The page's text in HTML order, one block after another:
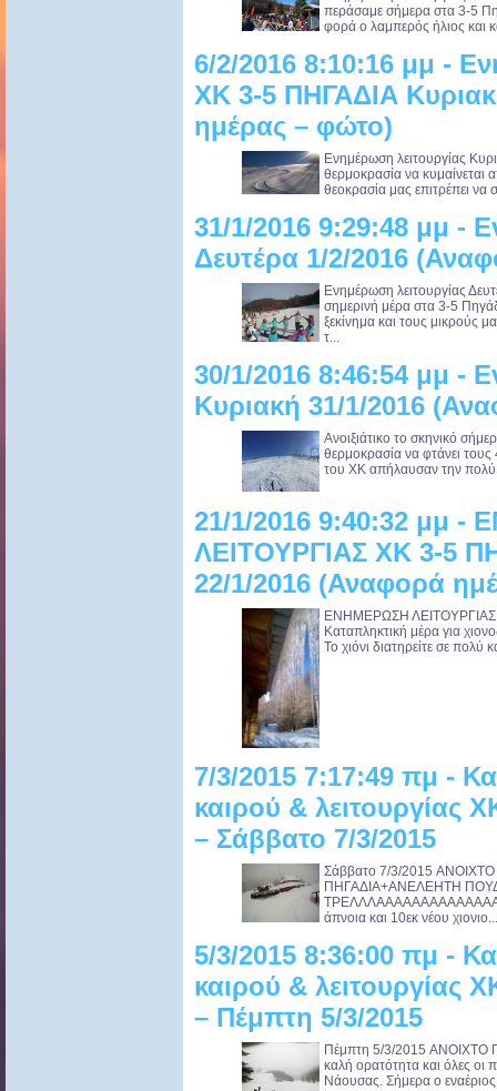
περάσαμε σήμερα στα 3-5
φορά ο λαμπερός ήλιος και
6/2/2016 8:10:16 μμ -
ΧΚ 3-5 ΠΗΓΑΔΙΑ
ημέρας – φώτο)
Ενημέρωση λειτουργίας
θερμοκρασία να
θεοκρασία μας επιτρέπει να
31/1/2016 9:29:48 μμ -
Δευτέρα 1/2/2016
Ενημέρωση λειτουργίας
σημερινή μέρα στα 3-5
ξεκίνημα και τους μικρούς
τ...
30/1/2016 8:46:54 μμ -
Κυριακή 31/1/2016
Ανοιξιάτικο το σκηνικό
θερμοκρασία να φτάνει τους
του ΧΚ απήλαυσαν την πολύ
21/1/2016 9:40:32 μμ -
ΛΕΙΤΟΥΡΓΙΑΣ ΧΚ 3-5
22/1/2016 (Αναφορά
ΕΝΗΜΕΡΩΣΗ
Καταπληκτική μέρα για
Το χιόνι διατηρείτε σε
7/3/2015 7:17:49 πμ -
καιρού &
– Σάββατο 7/3/2015
Σάββατο 7/3/2015
ΠΗΓΑΔΙΑ+ΑΝΕΛΕΗΤΗ
άπνοια και 10εκ νέου χιονιο...
5/3/2015 8:36:00 πμ -
καιρού &
– Πέμπτη 5/3/2015
Πέμπτη 5/3/2015
καλή ορατότητα και όλες οι
Νάουσας. Σήμερα ο